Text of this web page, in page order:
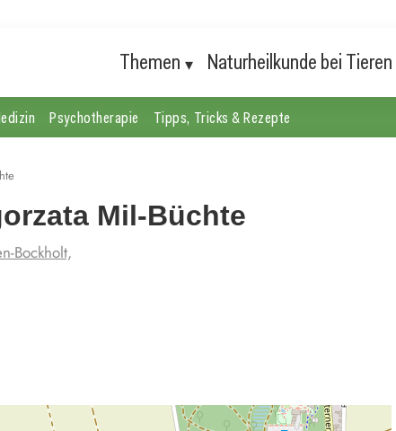
Themen Naturheilkunde bei Tieren
Psychotherapie Tipps, Tricks & Rezepte
Mil-Büchte
Bockholt,